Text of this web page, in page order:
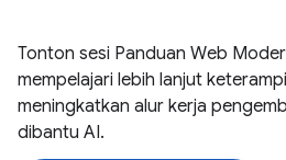
Tonton sesi Panduan Web
mempelajari lebih lanjut
meningkatkan alur kerja
dibantu AI.